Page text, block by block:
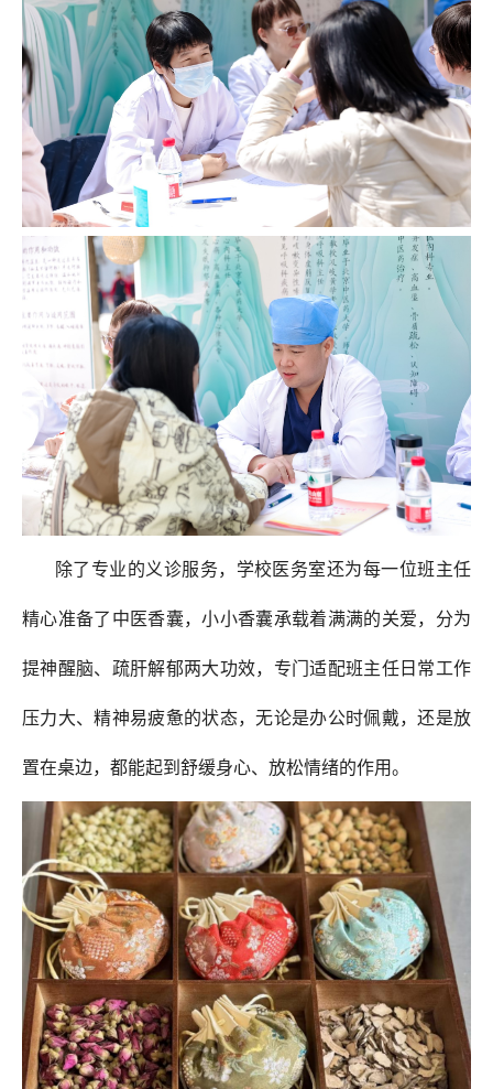
除了专业的义诊服务，学校医务室还为每一位班主任
精心准备了中医香囊，小小香囊承载着满满的关爱，分为
提神醒脑、疏肝解郁两大功效，专门适配班主任日常工作
压力大、精神易疲惫的状态，无论是办公时佩戴，还是放
置在桌边，都能起到舒缓身心、放松情绪的作用。